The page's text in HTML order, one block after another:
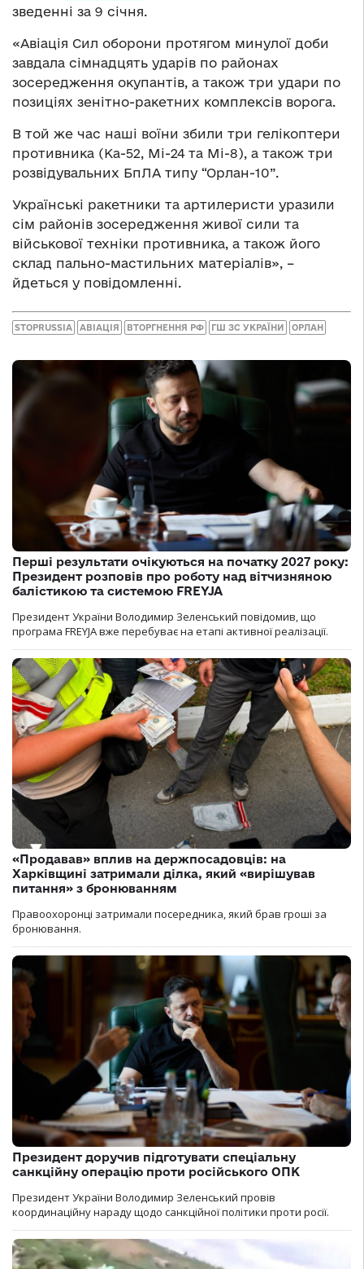
зведенні за 9 січня.
«Авіація Сил оборони протягом минулої доби
завдала сімнадцять ударів по районах
зосередження окупантів, а також три удари по
позиціях зенітно-ракетних комплексів ворога.
В той же час наші воїни збили три гелікоптери
противника (Ка-52, Мі-24 та Мі-8), а також три
розвідувальних БпЛА типу “Орлан-10”.
Українські ракетники та артилеристи уразили
сім районів зосередження живої сили та
військової техніки противника, а також його
склад пально-мастильних матеріалів», –
йдеться у повідомленні.
STOPRUSSIA АВІАЦІЯ ВТОРГНЕННЯ РФ ГШ ЗС УКРАЇНИ ОРЛАН
Перші результати очікуються на початку 2027 року:
Президент розповів про роботу над вітчизняною
балістикою та системою FREYJA
Президент України Володимир Зеленський повідомив, що
програма FREYJA вже перебуває на етапі активної реалізації.
«Продавав» вплив на держпосадовців: на
Харківщині затримали ділка, який «вирішував
питання» з бронюванням
Правоохоронці затримали посередника, який брав гроші за
бронювання.
Президент доручив підготувати спеціальну
санкційну операцію проти російського ОПК
Президент України Володимир Зеленський провів
координаційну нараду щодо санкційної політики проти росії.